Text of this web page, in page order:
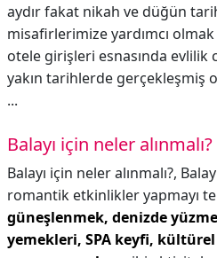
aydır fakat nikah ve düğün
misafirlerimize yardımcı
otele girişleri esnasında evlilik
yakın tarihlerde gerçekleşmiş
...
Balayı için neler alınmalı?
Balayı için neler alınmalı?,
romantik etkinlikler yapmayı
güneşlenmek, denizde
yemekleri, SPA keyfi,